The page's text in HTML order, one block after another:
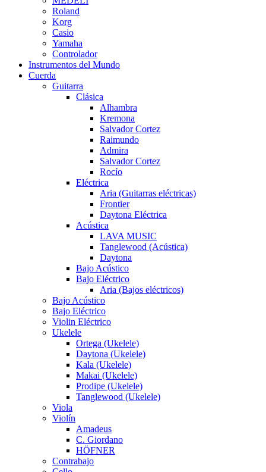
Roland
Korg
Casio
Yamaha
Controlador
Instrumentos del Mundo
Cuerda
Guitarra
Clásica
Alhambra
Kremona
Salvador Cortez
Raimundo
Admira
Salvador Cortez
Rocío
Eléctrica
Aria (Guitarras eléctricas)
Frontier
Daytona Eléctrica
Acústica
LAVA MUSIC
Tanglewood (Acústica)
Daytona
Bajo Acústico
Bajo Eléctrico
Aria (Bajos eléctricos)
Bajo Acústico
Bajo Eléctrico
Violin Eléctrico
Ukelele
Ortega (Ukelele)
Daytona (Ukelele)
Kala (Ukelele)
Makai (Ukelele)
Prodipe (Ukelele)
Tanglewood (Ukelele)
Viola
Violín
Amadeus
C. Giordano
HÖFNER
Contrabajo